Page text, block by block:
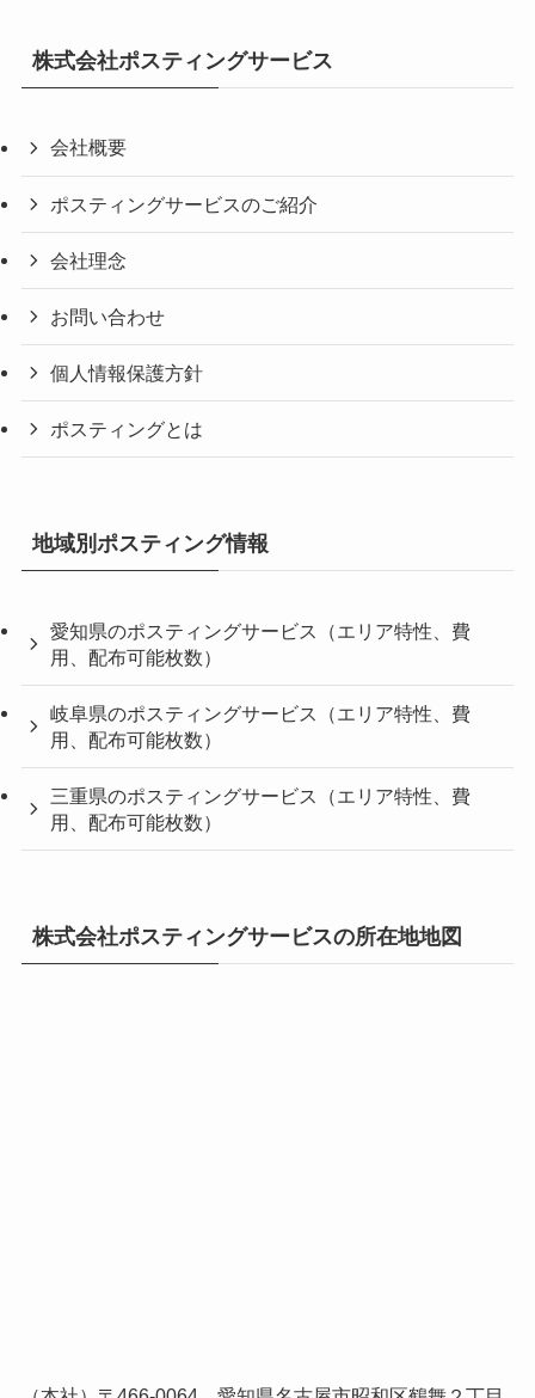
株式会社ポスティングサービス
会社概要
ポスティングサービスのご紹介
会社理念
お問い合わせ
個人情報保護方針
ポスティングとは
地域別ポスティング情報
愛知県のポスティングサービス（エリア特性、費
用、配布可能枚数）
岐阜県のポスティングサービス（エリア特性、費
用、配布可能枚数）
三重県のポスティングサービス（エリア特性、費
用、配布可能枚数）
株式会社ポスティングサービスの所在地地図